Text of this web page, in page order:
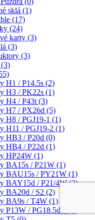
sklá (1)
(17)
(24)
karty (3)
(3)
(3)
(3)
H1 / P14.5s (2)
H3 / PK22s (1)
H4 / P43t (3)
H7 / PX26d (5)
H8 / PGJ19-1 (1)
H11 / PGJ19-2 (1)
HB3 / P20d (0)
HB4 / P22d (1)
HP24W (1)
BA15s / P21W (1)
BAU15s / PY21W (1)
BAY15d / P21/4W(3)
BA20d / S2 (2)
BA9s / T4W (1)
P13W / PG18.5d-1